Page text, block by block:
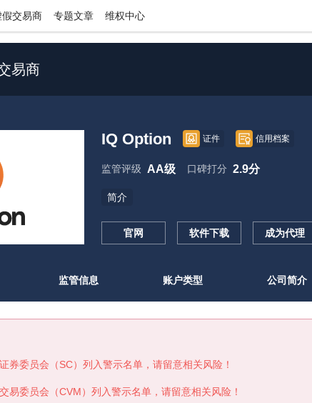
假交易商 专题文章 维权中心
易商
IQ Option 证件 信用档案
监管评级 AA级 口碑打分 2.9分
简介
官网 软件下载 成为代理
监管信息 账户类型 公司简介
券委员会（SC）列入警示名单，请留意相关风险！
易委员会（CVM）列入警示名单，请留意相关风险！